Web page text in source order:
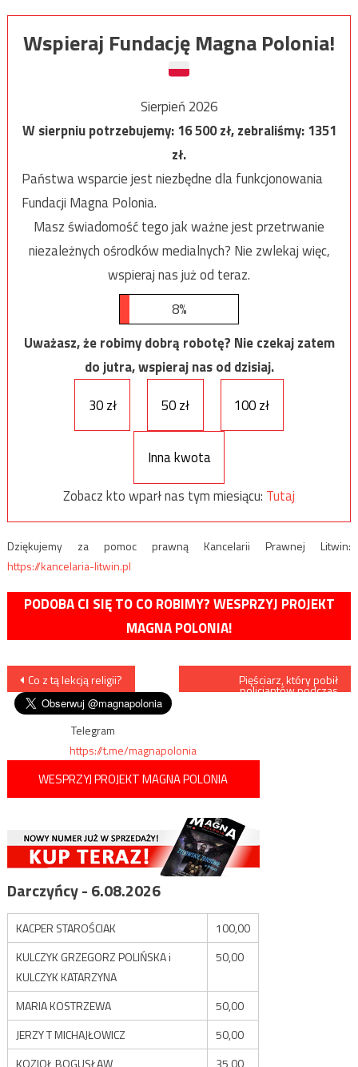
Wspieraj Fundację Magna Polonia!
Sierpień 2026
W sierpniu potrzebujemy:16 500zł, zebraliśmy:1351
zł.
Państwa wsparcie jest niezbędne dla funkcjonowania
Fundacji Magna Polonia.
Masz świadomość tego jak ważne jest przetrwanie
niezależnych ośrodków medialnych? Nie zwlekaj więc,
wspieraj nas już od teraz.
8%
Uważasz, że robimy dobrą robotę? Nie czekaj zatem
do jutra, wspieraj nas od dzisiaj.
30 zł
50 zł 100 zł
Inna kwota
Zobacz kto wparł nas tym miesiącu: Tutaj
Dziękujemy za pomoc prawną Kancelarii Prawnej Litwin:
https://kancelaria-litwin.pl
PODOBA CI SIĘ TO CO ROBIMY? WESPRZYJ PROJEKT
MAGNA POLONIA!
Nawigacja
wpisu
Co z tą lekcją religii? Pięściarz, który pobił
policjantów podczas
Telegram
https://t.me/magnapolonia
WESPRZYJ PROJEKT MAGNA POLONIA
Darczyńcy - 6.08.2026
KACPER STAROŚCIAK
100,00
KULCZYK GRZEGORZ POLIŃSKA i
KULCZYK KATARZYNA
50,00
MARIA KOSTRZEWA
50,00
JERZY T MICHAJŁOWICZ
50,00